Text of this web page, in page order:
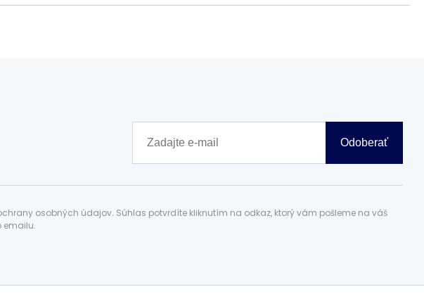
Odoberať
osobných údajov. Súhlas potvrdíte kliknutím na odkaz, ktorý vám pošleme na váš
emailu.